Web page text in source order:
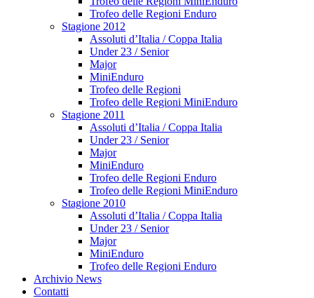
Trofeo delle Regioni Enduro
Stagione 2012
Assoluti d’Italia / Coppa Italia
Under 23 / Senior
Major
MiniEnduro
Trofeo delle Regioni
Trofeo delle Regioni MiniEnduro
Stagione 2011
Assoluti d’Italia / Coppa Italia
Under 23 / Senior
Major
MiniEnduro
Trofeo delle Regioni Enduro
Trofeo delle Regioni MiniEnduro
Stagione 2010
Assoluti d’Italia / Coppa Italia
Under 23 / Senior
Major
MiniEnduro
Trofeo delle Regioni Enduro
Archivio News
Contatti